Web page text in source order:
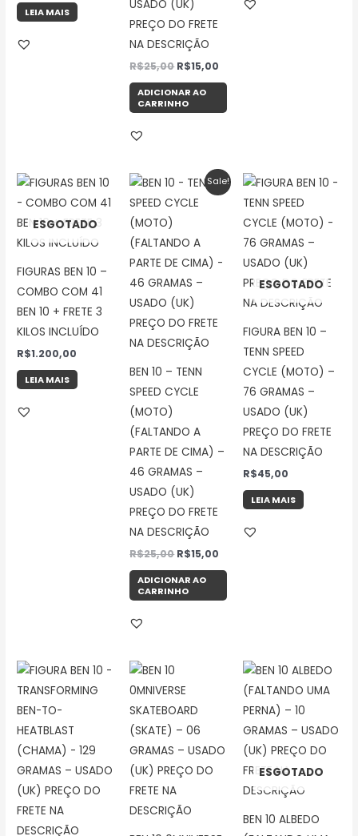
LEIA MAIS
USADO (UK)
PREÇO DO FRETE
NA DESCRIÇÃO
R$25,00 R$15,00
ADICIONAR AO
CARRINHO
ESGOTADO
FIGURAS BEN 10 –
COMBO COM 41
BEN 10 + FRETE 3
KILOS INCLUÍDO
R$1.200,00
LEIA MAIS
Sale!
BEN 10 – TENN
SPEED CYCLE
(MOTO)
(FALTANDO A
PARTE DE CIMA) –
46 GRAMAS –
USADO (UK)
PREÇO DO FRETE
NA DESCRIÇÃO
R$25,00
preço
original
R$15,00
O
preço
atual
R$15,00.
ADICIONAR AO
CARRINHO
ESGOTADO
FIGURA BEN 10 –
TENN SPEED
CYCLE (MOTO) –
76 GRAMAS –
USADO (UK)
PREÇO DO FRETE
NA DESCRIÇÃO
R$45,00
LEIA MAIS
ESGOTADO
BEN 10 ALBEDO